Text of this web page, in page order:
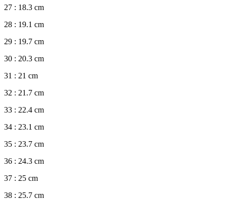
27 : 18.3 cm
28 : 19.1 cm
29 : 19.7 cm
30 : 20.3 cm
31 : 21 cm
32 : 21.7 cm
33 : 22.4 cm
34 : 23.1 cm
35 : 23.7 cm
36 : 24.3 cm
37 : 25 cm
38 : 25.7 cm